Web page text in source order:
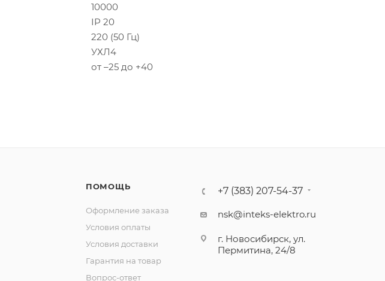
10000
IP 20
220 (50 Гц)
УХЛ4
от –25 до +40
ПОМОЩЬ
Оформление заказа
Условия оплаты
Условия доставки
Гарантия на товар
Вопрос-ответ
+7 (383) 207-54-37
nsk@inteks-elektro.ru
г. Новосибирск, ул.
Пермитина, 24/8